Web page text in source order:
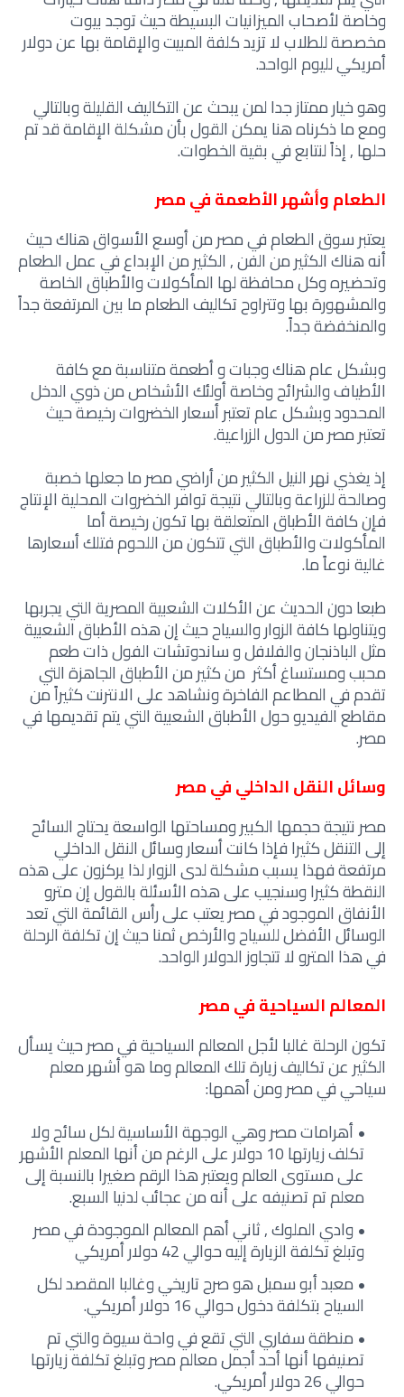
وخاصة لأصحاب الميزانيات البسيطة حيث توجد بيوت
مخصصة للطلاب لا تزيد كلفة المبيت والإقامة بها عن دولار
أمريكي لليوم الواحد.
وهو خيار ممتاز جدا لمن يبحث عن التكاليف القليلة وبالتالي
ومع ما ذكرناه هنا يمكن القول بأن مشكلة الإقامة قد تم
حلها , إذاً لنتابع في بقية الخطوات.
الطعام وأشهر الأطعمة في مصر
يعتبر سوق الطعام في مصر من أوسع الأسواق هناك حيث
أنه هناك الكثير من الفن , الكثير من الإبداع في عمل الطعام
وتحضيره وكل محافظة لها المأكولات والأطباق الخاصة
والمشهورة بها وتتراوح تكاليف الطعام ما بين المرتفعة جداً
والمنخفضة جداً.
وبشكل عام هناك وجبات و أطعمة متناسبة مع كافة
الأطياف والشرائح وخاصة أولئك الأشخاص من ذوي الدخل
المحدود وبشكل عام تعتبر أسعار الخضروات رخيصة حيث
تعتبر مصر من الدول الزراعية.
إذ يغذي نهر النيل الكثير من أراضي مصر ما جعلها خصبة
وصالحة للزراعة وبالتالي نتيجة توافر الخضروات المحلية الإنتاج
فإن كافة الأطباق المتعلقة بها تكون رخيصة أما
المأكولات والأطباق التي تتكون من اللحوم فتلك أسعارها
غالية نوعاً ما.
طبعا دون الحديث عن الأكلات الشعبية المصرية التي يجربها
ويتناولها كافة الزوار والسياح حيث إن هذه الأطباق الشعبية
مثل الباذنجان والفلافل و ساندوتشات الفول ذات طعم
محبب ومستساغ أكثر من كثير من الأطباق الجاهزة التي
تقدم في المطاعم الفاخرة ونشاهد على الانترنت كثيراً من
مقاطع الفيديو حول الأطباق الشعبية التي يتم تقديمها في
مصر.
وسائل النقل الداخلي في مصر
مصر نتيجة حجمها الكبير ومساحتها الواسعة يحتاج السائح
إلى التنقل كثيرا فإذا كانت أسعار وسائل النقل الداخلي
مرتفعة فهذا يسبب مشكلة لدى الزوار لذا يركزون على هذه
النقطة كثيرا وسنجيب على هذه الأسئلة بالقول إن مترو
الأنفاق الموجود في مصر يعتب على رأس القائمة التي تعد
الوسائل الأفضل للسياح والأرخص ثمنا حيث إن تكلفة الرحلة
في هذا المترو لا تتجاوز الدولار الواحد.
المعالم السياحية في مصر
تكون الرحلة غالبا لأجل المعالم السياحية في مصر حيث يسأل
الكثير عن تكاليف زيارة تلك المعالم وما هو أشهر معلم
سياحي في مصر ومن أهمها:
أهرامات مصر وهي الوجهة الأساسية لكل سائح ولا
تكلف زيارتها 10 دولار على الرغم من أنها المعلم الأشهر
على مستوى العالم ويعتبر هذا الرقم صغيرا بالنسبة إلى
معلم تم تصنيفه على أنه من عجائب لدنيا السبع.
وادي الملوك , ثاني أهم المعالم الموجودة في مصر
وتبلغ تكلفة الزيارة إليه حوالي 42 دولار أمريكي
معبد أبو سمبل هو صرح تاريخي وغالبا المقصد لكل
السياح بتكلفة دخول حوالي 16 دولار أمريكي.
منطقة سفاري التي تقع في واحة سيوة والتي تم
تصنيفها أنها أحد أجمل معالم مصر وتبلغ تكلفة زيارتها
حوالي 26 دولار أمريكي.